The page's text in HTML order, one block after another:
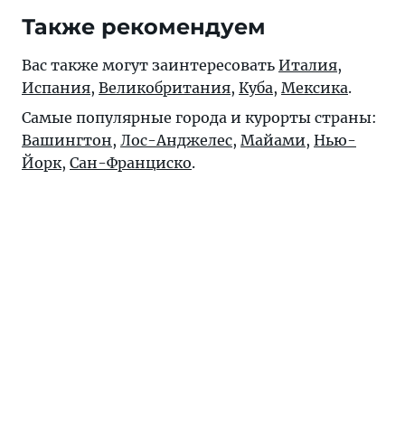
Также рекомендуем
Вас также могут заинтересовать Италия,
Испания, Великобритания, Куба, Мексика.
Самые популярные города и курорты страны:
Вашингтон, Лос-Анджелес, Майами, Нью-
Йорк, Сан-Франциско.